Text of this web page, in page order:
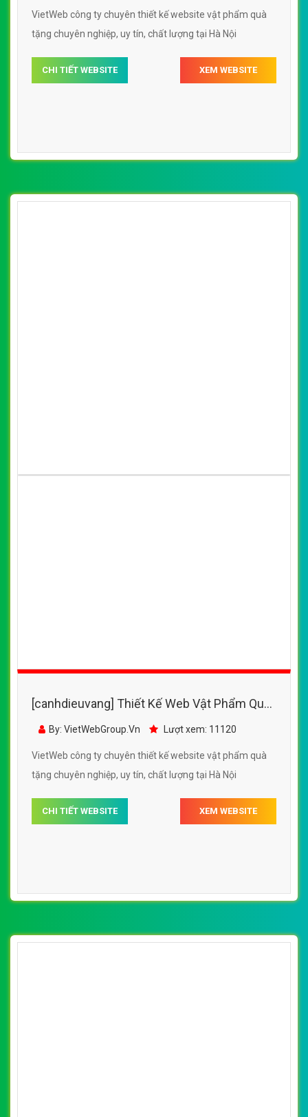
VietWeb công ty chuyên thiết kế website vật phẩm quà
tặng chuyên nghiệp, uy tín, chất lượng tại Hà Nội
CHI TIẾT WEBSITE XEM WEBSITE
[canhdieuvang] Thiết Kế Web Vật Phẩm Quà
Tặng Hoàng Vân đẹp SEO nhanh hiệu quả
By: VietWebGroup.Vn Lượt xem: 11120
VietWeb công ty chuyên thiết kế website vật phẩm quà
tặng chuyên nghiệp, uy tín, chất lượng tại Hà Nội
CHI TIẾT WEBSITE XEM WEBSITE